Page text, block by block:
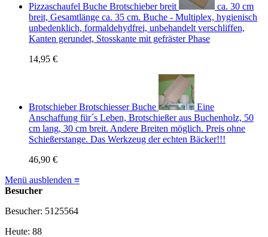
Pizzaschaufel Buche Brotschieber breit
ca. 30 cm
breit, Gesamtlänge ca. 35 cm. Buche - Multiplex, hygienisch
unbedenklich, formaldehydfrei, unbehandelt verschliffen,
Kanten gerundet, Stosskante mit gefräster Phase
14,95 €
Brotschieber Brotschiesser Buche
Eine
Anschaffung für´s Leben, Brotschießer aus Buchenholz, 50
cm lang, 30 cm breit. Andere Breiten möglich. Preis ohne
Schießerstange. Das Werkzeug der echten Bäcker!!!
46,90 €
Menü ausblenden ≡
Besucher
Besucher: 5125564
Heute: 88